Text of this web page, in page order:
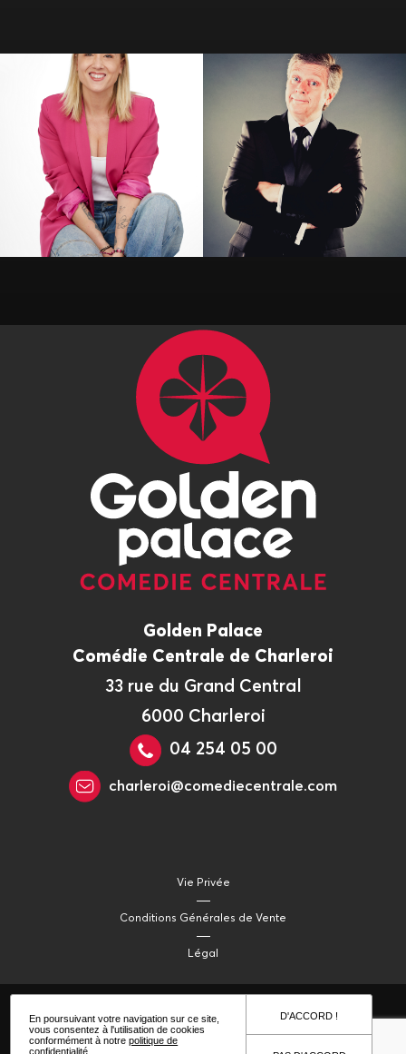
Amandine Elsen André Lamy
Golden Palace
Comédie Centrale de Charleroi
33 rue du Grand Central
6000 Charleroi
04 254 05 00
charleroi@comediecentrale.com
Vie Privée
Conditions Générales de Vente
Légal
En poursuivant votre navigation sur ce site,
vous consentez à l'utilisation de cookies
conformément à notrepolitique de
confidentialité
D'ACCORD !